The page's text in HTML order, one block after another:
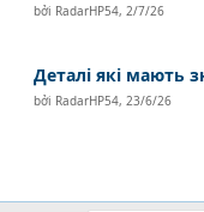
bởi RadarHP54, 2/7/26
Деталі які мають
bởi RadarHP54, 23/6/26